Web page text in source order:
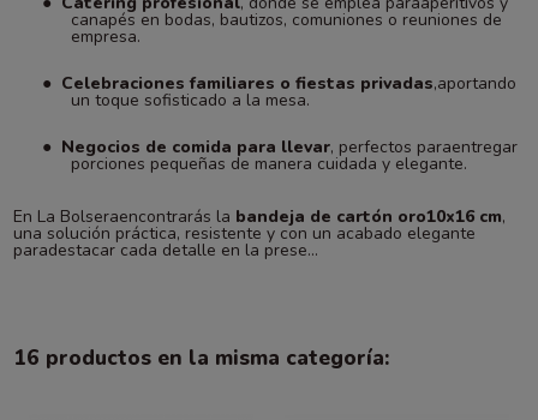
canapés en bodas, bautizos, comuniones o reuniones de
empresa.
● Celebraciones familiares o fiestas privadas,aportando
un toque sofisticado a la mesa.
● Negocios de comida para llevar, perfectos paraentregar
porciones pequeñas de manera cuidada y elegante.
En La Bolseraencontrarás la bandeja de cartón oro10x16 cm,
una solución práctica, resistente y con un acabado elegante
paradestacar cada detalle en la prese...
16 productos en la misma categoría: